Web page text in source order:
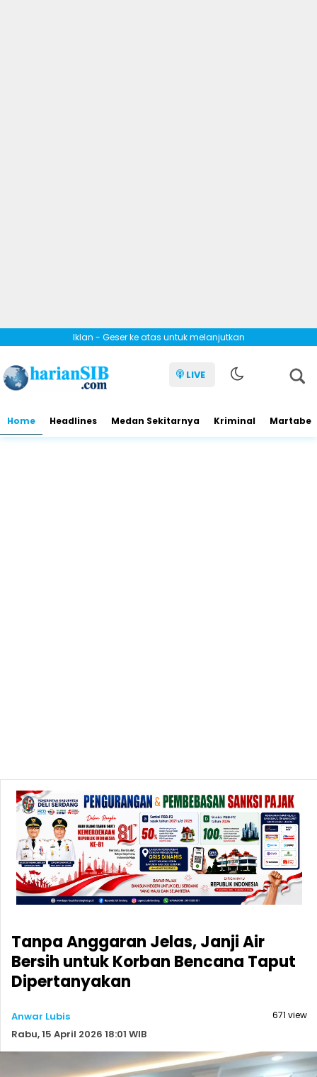
Iklan - Geser ke atas untuk melanjutkan
LIVE
Home Headlines Medan Sekitarnya Kriminal Martabe
Tanpa Anggaran Jelas, Janji Air
Bersih untuk Korban Bencana Taput
Dipertanyakan
Anwar Lubis
Rabu, 15 April 2026 18:01 WIB
671 view